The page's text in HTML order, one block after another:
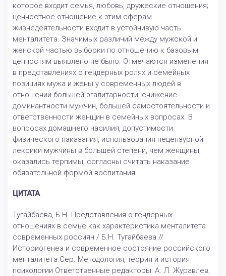
которое входит семья, любовь, дружеские отношения;
ценностное отношение к этим сферам
жизнедеятельности входит в устойчивую часть
менталитета. Значимых различий между мужской и
женской частью выборки по отношению к базовым
ценностям выявлено не было. Отмечаются изменения
в представлениях о гендерных ролях и семейных
позициях мужа и жены у современных людей в
отношении большей эгалитарности, снижение
доминантности мужчин, большей самостоятельности и
ответственности женщин в семейных вопросах. В
вопросах домашнего насилия, допустимости
физического наказания, использования нецензурной
лексики мужчины в большей степени, чем женщины,
оказались терпимы, согласны считать наказание
обязательной формой воспитания.
ЦИТАТА
Тугайбаева, Б.Н. Представления о гендерных
отношениях в семье как характеристика менталитета
современных россиян / Б.Н. Тугайбаева //
Историогенез и современное состояние российского
менталитета.Сер. Методология, теория и история
психологии Ответственные редакторы: А. Л. Журавлев,